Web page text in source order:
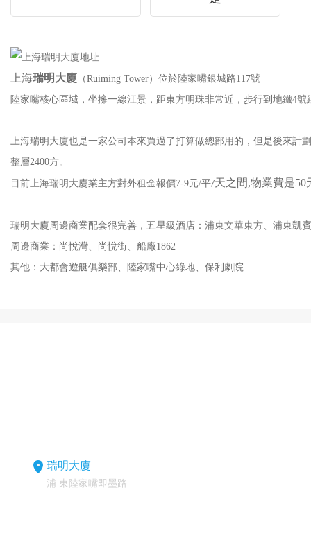
上海瑞明大廈 （Ruiming Tower）位於陸家嘴銀城路117號
陸家嘴核心區域，坐擁一線江景，距東方明珠非常近，步行到地鐵4
上海瑞明大廈也是一家公司本來買過了打算做總部用的，但是後來計劃
整層2400方。
目前上海瑞明大廈業主方對外租金報價7-9元/平/天之間,物業費是50
瑞明大廈周邊商業配套很完善，五星級酒店：浦東文華東方、浦東
周邊商業：尚悅灣、尚悅街、船廠1862
其他：大都會遊艇俱樂部、陸家嘴中心綠地、保利劇院
瑞明大廈
浦 東陸家嘴即墨路